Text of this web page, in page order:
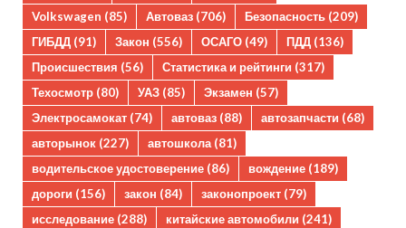
Volkswagen (85) Автоваз (706) Безопасность (209)
ГИБДД (91) Закон (556) ОСАГО (49) ПДД (136)
Происшествия (56) Статистика и рейтинги (317)
Техосмотр (80) УАЗ (85) Экзамен (57)
Электросамокат (74) автоваз (88) автозапчасти (68)
авторынок (227) автошкола (81)
водительское удостоверение (86) вождение (189)
дороги (156) закон (84) законопроект (79)
исследование (288) китайские автомобили (241)